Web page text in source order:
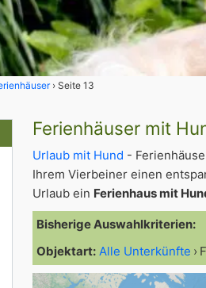
Seite 13
Ferienhäuser mit
Urlaub mit Hund -
Ihrem Vierbeiner einen
Urlaub ein Ferienhaus mit
Bisherige Auswahlkriterien:
Objektart: Alle Unterkünfte